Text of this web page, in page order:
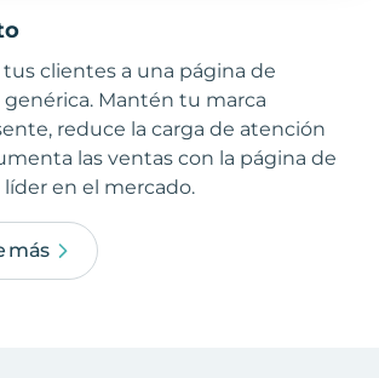
tus clientes a una página de
Mantén tu marca
reduce la carga de atención
las ventas con la página de
en el mercado.
más